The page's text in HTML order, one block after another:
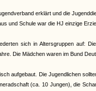
erklärt und die
und Schule war die HJ einzige
sich in Altersgruppen auf:
Die Mädchen waren im Bund
aufgebaut. Die Jugendlichen
(ca. 10 Jungen), die